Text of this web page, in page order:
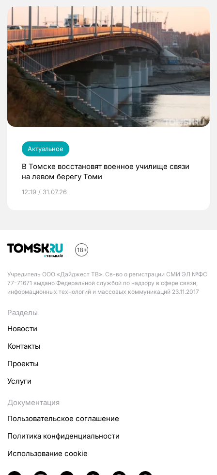
Актуальное
В Томске восстановят военное училище связи
на левом берегу Томи
12:19 / 31.07.26
Учредитель ООО «Дайджест ТВ». Св-во о регистрации СМИ ЭЛ №ФС
77-71671 выдано Федеральной службой по надзору в сфере связи,
информационных технологий и массовых коммуникаций 23.11.2017
Разделы
Новости
Контакты
Проекты
Услуги
Документация
Пользовательское соглашение
Политика конфиденциальности
Использование cookie